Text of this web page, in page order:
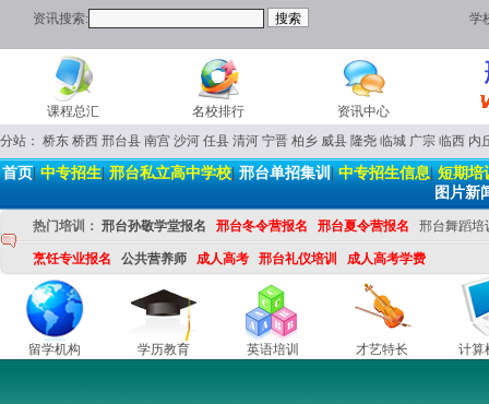
资讯搜索: 学
课程总汇 名校排行
资讯中心
分站： 桥东 桥西 邢台县 南宫 沙河 任县 清河 宁晋 柏乡 威县 隆尧 临城 广宗 临西 内
首页|中专招生|邢台私立高中学校|邢台单招集训|中专招生信息|短期培
图片新
热门培训： 邢台孙敬学堂报名 邢台冬令营报名 邢台夏令营报名 邢台舞蹈培
烹饪专业报名 公共营养师 成人高考 邢台礼仪培训 成人高考学费
留学机构 学历教育 英语培训 才艺特长 计算